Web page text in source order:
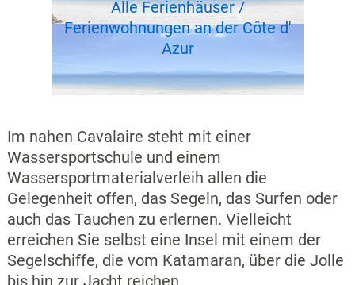
Alle Ferienhäuser /
Ferienwohnungen an der Côte d'
Azur
Im nahen Cavalaire steht mit einer
Wassersportschule und einem
Wassersportmaterialverleih allen die
Gelegenheit offen, das Segeln, das Surfen oder
auch das Tauchen zu erlernen. Vielleicht
erreichen Sie selbst eine Insel mit einem der
Segelschiffe, die vom Katamaran, über die Jolle
bis hin zur Jacht reichen.